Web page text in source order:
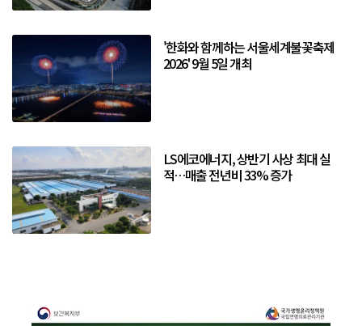
'한화와 함께하는 서울세계불꽃축제
2026' 9월 5일 개최
LS에코에너지, 상반기 사상 최대 실
적…매출 전년비 33% 증가